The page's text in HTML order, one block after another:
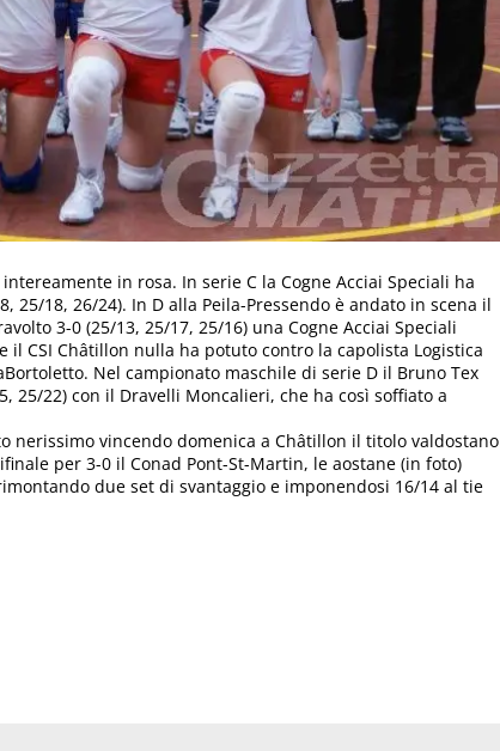
in rosa. In serie C la Cogne Acciai Speciali ha
25/18, 26/24). In D alla Peila-Pressendo è andato in scena il
3-0 (25/13, 25/17, 25/16) una Cogne Acciai Speciali
CSI Châtillon nulla ha potuto contro la capolista Logistica
Nel campionato maschile di serie D il Bruno Tex
25/22) con il Dravelli Moncalieri, che ha così soffiato a
nerissimo vincendo domenica a Châtillon il titolo valdostano
per 3-0 il Conad Pont-St-Martin, le aostane (in foto)
due set di svantaggio e imponendosi 16/14 al tie